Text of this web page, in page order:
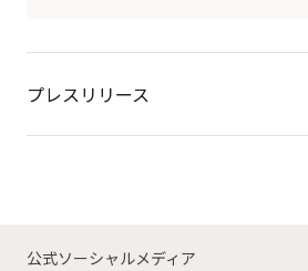
プレスリリース
公式ソーシャルメディア